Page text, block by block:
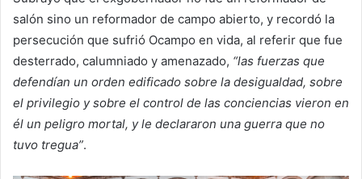
salón sino un reformador de campo abierto, y recordó la
persecución que sufrió Ocampo en vida, al referir que fue
desterrado, calumniado y amenazado, “las fuerzas que
defendían un orden edificado sobre la desigualdad, sobre
el privilegio y sobre el control de las conciencias vieron en
él un peligro mortal, y le declararon una guerra que no
tuvo tregua”.